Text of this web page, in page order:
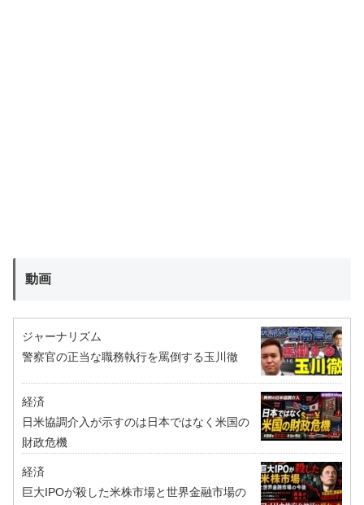
動画
ジャーナリズム
警察官の正当な職務執行を罵倒する玉川徹
経済
日米協調介入が示すのは日本ではなく米国の
財政危機
経済
巨大IPOが殺した米株市場と世界金融市場の